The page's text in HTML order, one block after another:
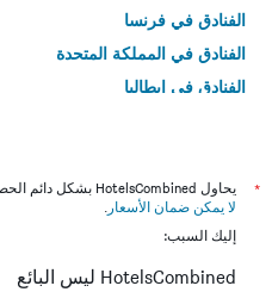
الفنادق في فرنسا
الفنادق في المملكة المتحدة
الفنادق في إيطاليا
*
يحاول HotelsCombined بشكل دائم الحصول على الأسعار الدقيقة، ولكن
لا يمكن ضمان الأسعار .
إليك السبب:
HotelsCombined ليس البائع